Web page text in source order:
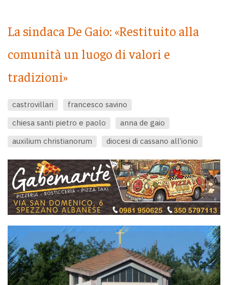
La sindaca De Gaio: «Restituito alla
comunità un luogo di valori e
tradizioni»
castrovillari
francesco savino
chiesa santi pietro e paolo
anna de gaio
auxilium christianorum
diocesi di cassano all’ionio